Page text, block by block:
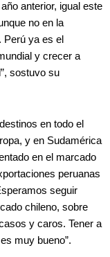
anterior, igual este
no en la
ya es el
y crecer a
sostuvo su
en todo el
y en Sudamérica
en el marcado
peruanas
seguir
chileno, sobre
y caros. Tener a
muy bueno”.